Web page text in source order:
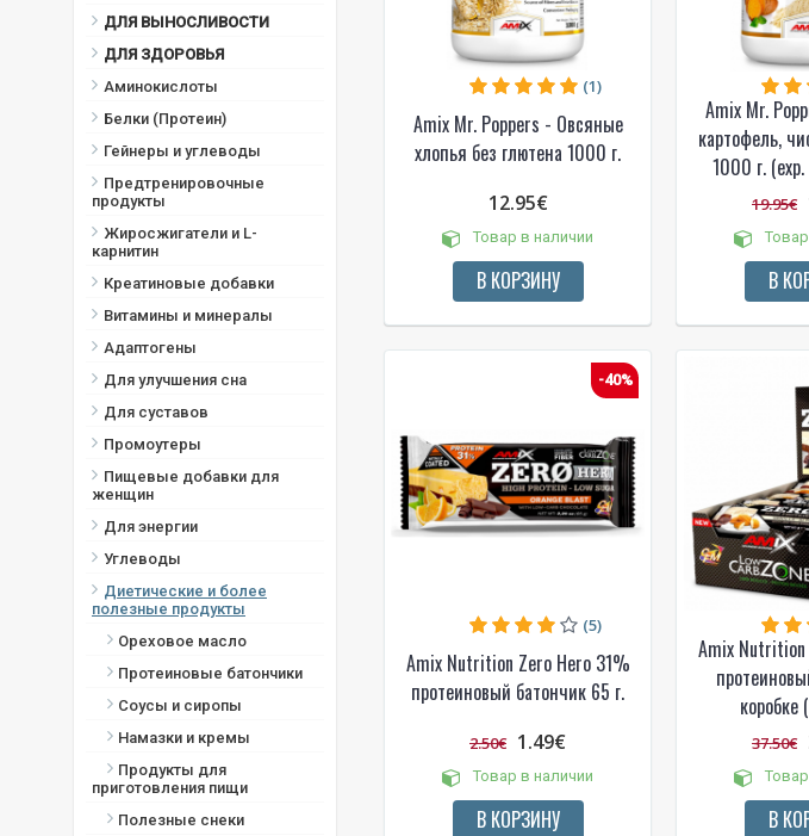
шоколадным слоем и арахисом)
Ваниль с миндалем
вишня
Глазированные булочки с
Грейпфрут
Ежевика
Естественный
Ириска
Испанский «Айоли»
маслом)
Йогурт - мюсли
Какао и фундук
Какао и фундук (веганский)
Карамель "Дульсе де лече"
Карамель с морской солью
Карамельки
Карамельки с арахисом
Карамельный банановый
пирог Баноффи
Карри
картофель фри
Кетчуп
Кисло-сладкий
кленовый сироп
ДЛЯ ВЫНОСЛИВОСТИ
ДЛЯ ЗДОРОВЬЯ
Аминокислоты
Белки (Протеин)
Гейнеры и углеводы
Предтренировочные
продукты
Жиросжигатели и L-
карнитин
Креатиновые добавки
Витамины и минералы
Адаптогены
Для улучшения сна
Для суставов
Промоутеры
Пищевые добавки для
женщин
Для энергии
Углеводы
Диетические и более
полезные продукты
Ореховое масло
Протеиновые батончики
Соусы и сиропы
Намазки и кремы
Продукты для
приготовления пищи
Полезные снеки
Amix Mr. Poppers - Овсяные
хлопья без глютена 1000 г.
(1)
12.95€
Товар в наличии
В КОРЗИНУ
Amix Mr.
картофель,
1000 г.
19.95€
В
-40%
Amix Nutrition Zero Hero 31%
протеиновый батончик 65 г.
(5)
2.50€ 1.49€
Товар в наличии
В КОРЗИНУ
Amix
коробке
37.50€
В